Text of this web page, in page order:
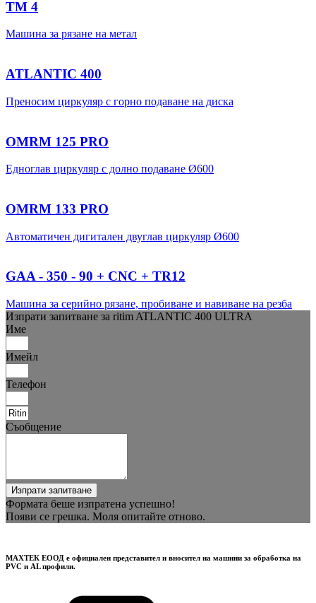
TM 4
Машина за рязане на метал
ATLANTIC 400
Преносим циркуляр с горно подаване на диска
OMRM 125 PRO
Едноглав циркуляр с долно подаване Ø600
OMRM 133 PRO
Автоматичен дигитален двуглав циркуляр Ø600
GAA - 350 - 90 + CNC + TR12
Машина за серийно рязане, пробиване и навиване на резба
Изпрати запитване за ritim ATLANTIC 400 ULTRA
Име
Имейл
Телефон
Съобщение
Изпрати запитване
Формата беше изпратена успешно!
Появи се грешка. Моля опитайте отново.
МАХТЕК ЕООД е официален представител и вносител на машини за обработка на
PVC и AL профили.